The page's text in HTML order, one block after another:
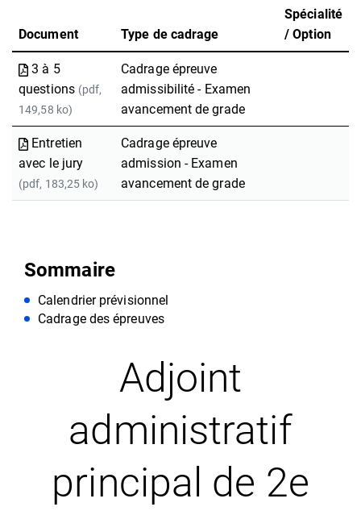
Document Type de cadrage
Spécialité
/ Option
3 à 5
questions (pdf,
149,58 ko)
Cadrage épreuve
admissibilité - Examen
avancement de grade
Entretien
avec le jury
(pdf, 183,25 ko)
Cadrage épreuve
admission - Examen
avancement de grade
Sommaire
Calendrier prévisionnel
Cadrage des épreuves
Adjoint
administratif
principal de 2e